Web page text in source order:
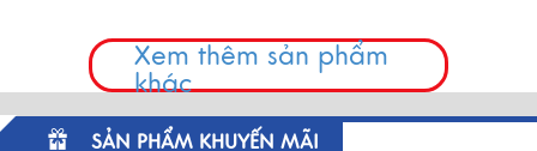
Xem thêm sản phẩm
khác
SẢN PHẨM KHUYẾN MÃI